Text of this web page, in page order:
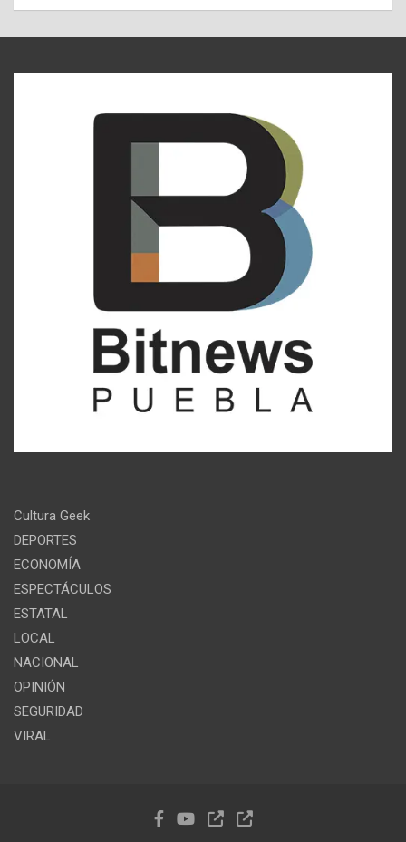
Cultura Geek
DEPORTES
ECONOMÍA
ESPECTÁCULOS
ESTATAL
LOCAL
NACIONAL
OPINIÓN
SEGURIDAD
VIRAL